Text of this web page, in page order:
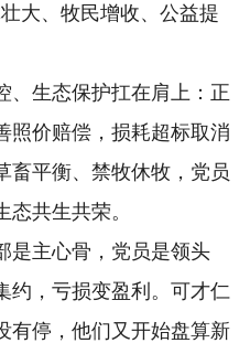
大、牧民增收、公益提
生态保护扛在肩上：正
照价赔偿，损耗超标取消
畜平衡、禁牧休牧，党员
共生共荣。
主心骨，党员是领头
约，亏损变盈利。可才仁
有停，他们又开始盘算新